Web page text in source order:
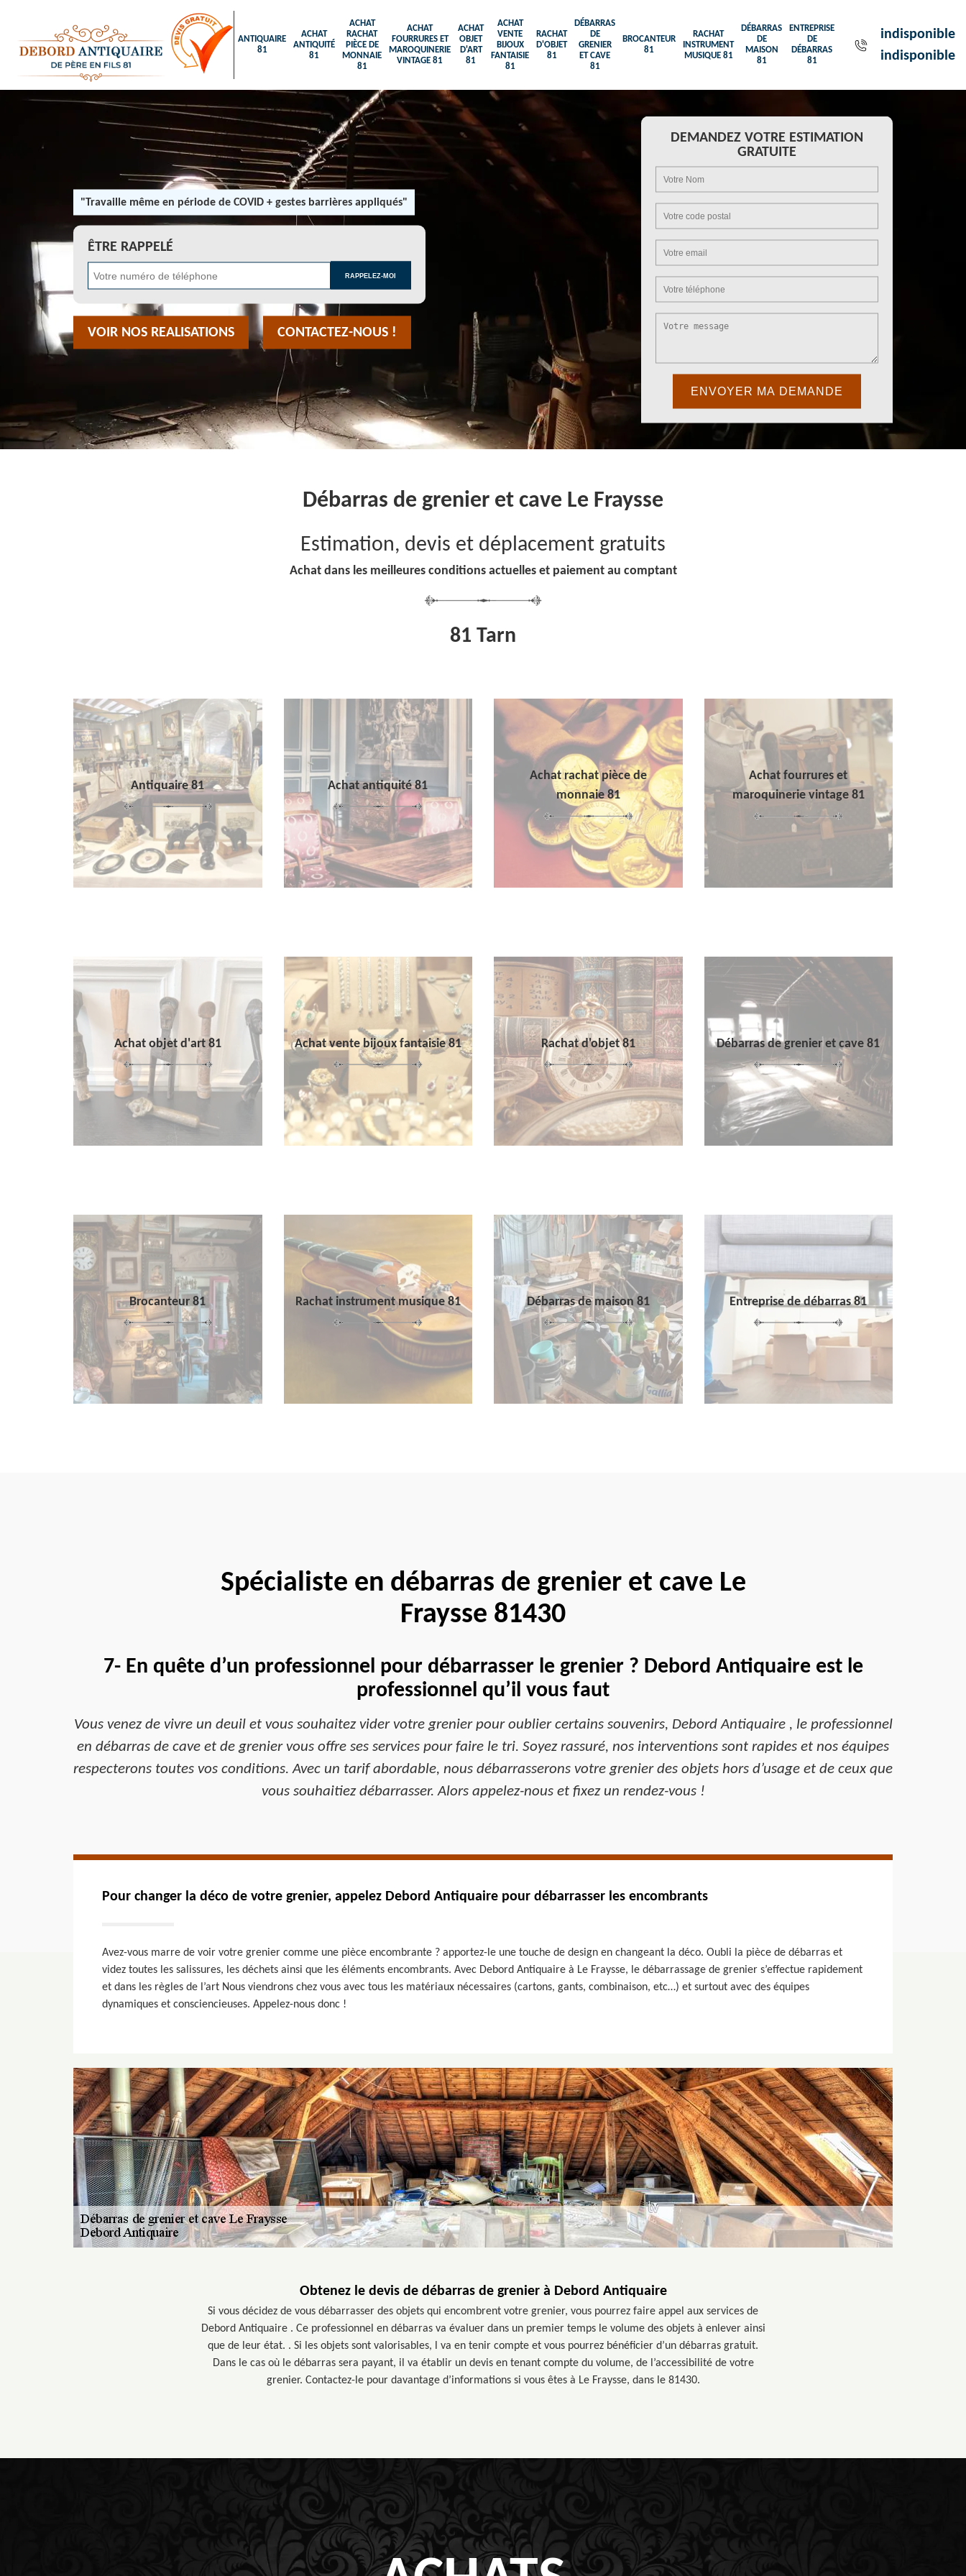
ANTIQUAIRE
81
ACHAT
ANTIQUITÉ
81
ACHAT
RACHAT
PIÈCE DE
MONNAIE
81
ACHAT
FOURRURES ET
MAROQUINERIE
VINTAGE 81
ACHAT
OBJET
D'ART
81
ACHAT
VENTE
BIJOUX
FANTAISIE
81
RACHAT
D'OBJET
81
DÉBARRAS
DE
GRENIER
ET CAVE
81
BROCANTEUR
81
RACHAT
INSTRUMENT
MUSIQUE 81
DÉBARRAS
DE
MAISON
81
ENTREPRISE
DE
DÉBARRAS
81
indisponible
indisponible
"Travaille même en période de COVID + gestes barrières appliqués"
ÊTRE RAPPELÉ
VOIR NOS REALISATIONS CONTACTEZ-NOUS !
DEMANDEZ VOTRE ESTIMATION
GRATUITE
Débarras de grenier et cave Le Fraysse
Estimation, devis et déplacement gratuits
Achat dans les meilleures conditions actuelles et paiement au comptant
81 Tarn
Antiquaire 81 Achat antiquité 81
Achat rachat pièce de
monnaie 81
Achat fourrures et
maroquinerie vintage 81
Achat objet d'art 81 Achat vente bijoux fantaisie 81 Rachat d'objet 81 Débarras de grenier et cave 81
Brocanteur 81 Rachat instrument musique 81 Débarras de maison 81 Entreprise de débarras 81
Spécialiste en débarras de grenier et cave Le
Fraysse 81430
7- En quête d’un professionnel pour débarrasser le grenier ? Debord Antiquaire est le
professionnel qu’il vous faut
Vous venez de vivre un deuil et vous souhaitez vider votre grenier pour oublier certains souvenirs, Debord Antiquaire , le professionnel
en débarras de cave et de grenier vous offre ses services pour faire le tri. Soyez rassuré, nos interventions sont rapides et nos équipes
respecterons toutes vos conditions. Avec un tarif abordable, nous débarrasserons votre grenier des objets hors d’usage et de ceux que
vous souhaitiez débarrasser. Alors appelez-nous et fixez un rendez-vous !
Pour changer la déco de votre grenier, appelez Debord Antiquaire pour débarrasser les encombrants
Avez-vous marre de voir votre grenier comme une pièce encombrante ? apportez-le une touche de design en changeant la déco. Oubli la pièce de débarras et
videz toutes les salissures, les déchets ainsi que les éléments encombrants. Avec Debord Antiquaire à Le Fraysse, le débarrassage de grenier s’effectue rapidement
et dans les règles de l’art Nous viendrons chez vous avec tous les matériaux nécessaires (cartons, gants, combinaison, etc…) et surtout avec des équipes
dynamiques et consciencieuses. Appelez-nous donc !
Obtenez le devis de débarras de grenier à Debord Antiquaire
Si vous décidez de vous débarrasser des objets qui encombrent votre grenier, vous pourrez faire appel aux services de
Debord Antiquaire . Ce professionnel en débarras va évaluer dans un premier temps le volume des objets à enlever ainsi
que de leur état. . Si les objets sont valorisables, l va en tenir compte et vous pourrez bénéficier d’un débarras gratuit.
Dans le cas où le débarras sera payant, il va établir un devis en tenant compte du volume, de l’accessibilité de votre
grenier. Contactez-le pour davantage d’informations si vous êtes à Le Fraysse, dans le 81430.